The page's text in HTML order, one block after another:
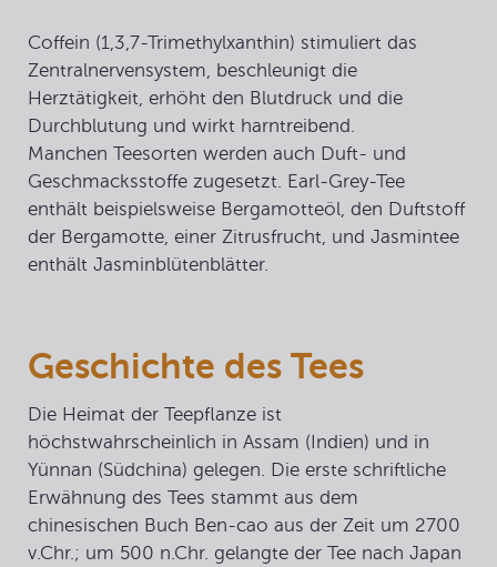
Coffein (1,3,7-Trimethylxanthin) stimuliert das
Zentralnervensystem, beschleunigt die
Herztätigkeit, erhöht den Blutdruck und die
Durchblutung und wirkt harntreibend.
Manchen Teesorten werden auch Duft- und
Geschmacksstoffe zugesetzt. Earl-Grey-Tee
enthält beispielsweise Bergamotteöl, den Duftstoff
der Bergamotte, einer Zitrusfrucht, und Jasmintee
enthält Jasminblütenblätter.
Geschichte des Tees
Die Heimat der Teepflanze ist
höchstwahrscheinlich in Assam (Indien) und in
Yünnan (Südchina) gelegen. Die erste schriftliche
Erwähnung des Tees stammt aus dem
chinesischen Buch Ben-cao aus der Zeit um 2700
v.Chr.; um 500 n.Chr. gelangte der Tee nach Japan